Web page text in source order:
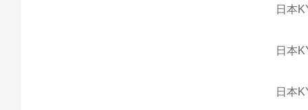
日本
日本
日本